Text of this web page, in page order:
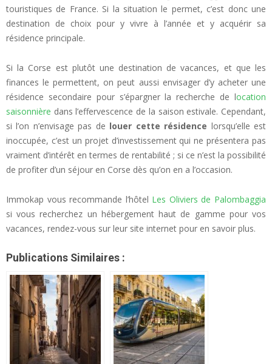
touristiques de France. Si la situation le permet, c’est donc une
destination de choix pour y vivre à l’année et y acquérir sa
résidence principale.
Si la Corse est plutôt une destination de vacances, et que les
finances le permettent, on peut aussi envisager d’y acheter une
résidence secondaire pour s’épargner la recherche de location
saisonnière dans l’effervescence de la saison estivale. Cependant,
si l’on n’envisage pas de louer cette résidence lorsqu’elle est
inoccupée, c’est un projet d’investissement qui ne présentera pas
vraiment d’intérêt en termes de rentabilité ; si ce n’est la possibilité
de profiter d’un séjour en Corse dès qu’on en a l’occasion.
Immokap vous recommande l’hôtel Les Oliviers de Palombaggia
si vous recherchez un hébergement haut de gamme pour vos
vacances, rendez-vous sur leur site internet pour en savoir plus.
Publications Similaires :